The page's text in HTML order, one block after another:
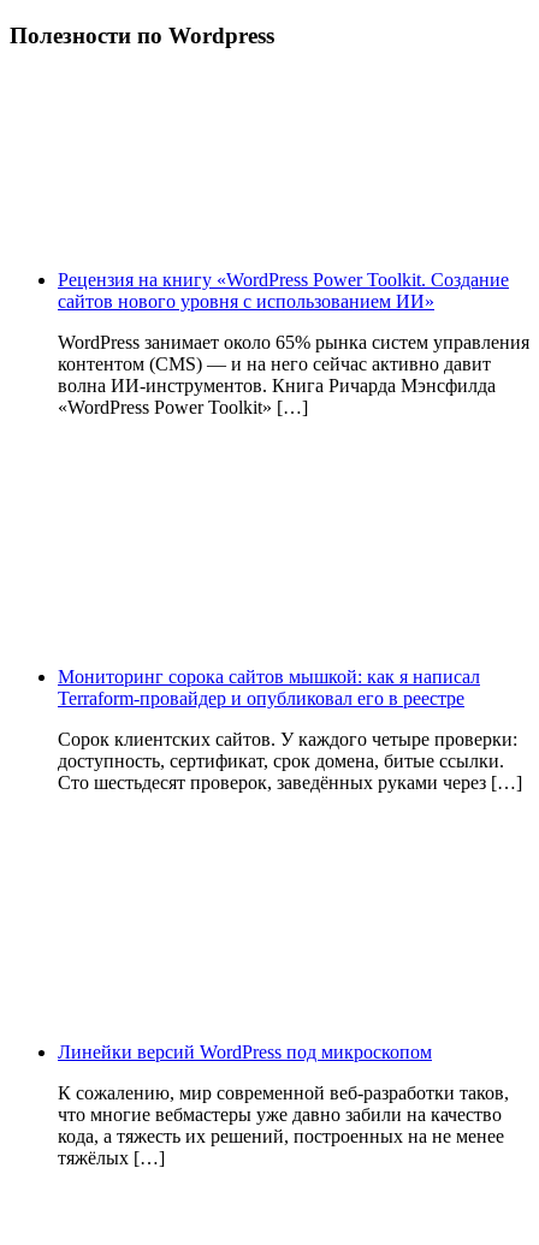
Полезности по Wordpress
Рецензия на книгу «WordPress Power Toolkit. Создание
сайтов нового уровня с использованием ИИ»
WordPress занимает около 65% рынка систем управления
контентом (CMS) — и на него сейчас активно давит
волна ИИ‑инструментов. Книга Ричарда Мэнсфилда
«WordPress Power Toolkit» […]
Мониторинг сорока сайтов мышкой: как я написал
Terraform-провайдер и опубликовал его в реестре
Сорок клиентских сайтов. У каждого четыре проверки:
доступность, сертификат, срок домена, битые ссылки.
Сто шестьдесят проверок, заведённых руками через […]
Линейки версий WordPress под микроскопом
К сожалению, мир современной веб-разработки таков,
что многие вебмастеры уже давно забили на качество
кода, а тяжесть их решений, построенных на не менее
тяжёлых […]